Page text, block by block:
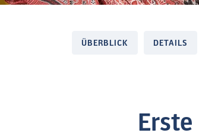
ÜBERBLICK DETAILS